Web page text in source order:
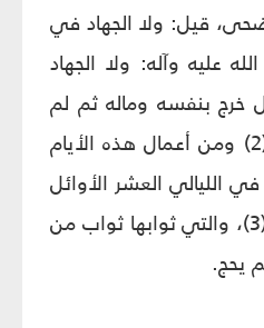
قيل: ولا الجهاد في
عليه وآله: ولا الجهاد
خرج بنفسه وماله ثم لم
يرجع من ذلك بشيء"(2) ومن أعمال هذه الأيام
في الليالي العشر الأوائل
من ذي الحجة مع الدعاء(3)، والتي ثوابها ثواب من
يحج.